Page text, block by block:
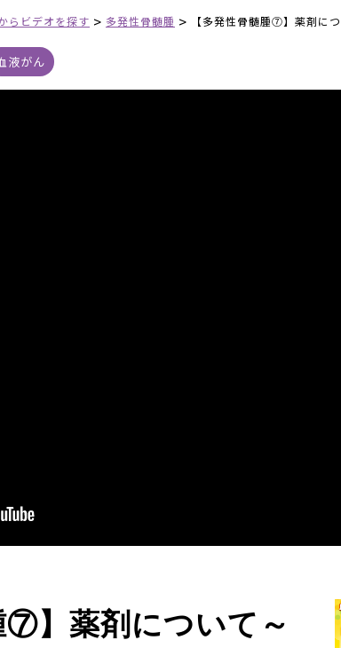
らビデオを探す > 多発性骨髄腫 > 【多発性骨髄腫⑦】薬剤に
液がん
⑦】薬剤について～